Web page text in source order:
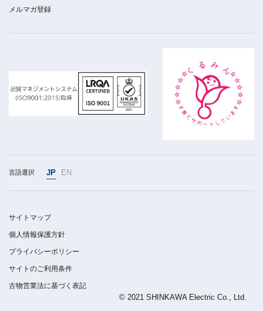
メルマガ登録
言語選択 JP EN
サイトマップ
個人情報保護方針
プライバシーポリシー
サイトのご利用条件
古物営業法に基づく表記
© 2021 SHINKAWA Electric Co., Ltd.